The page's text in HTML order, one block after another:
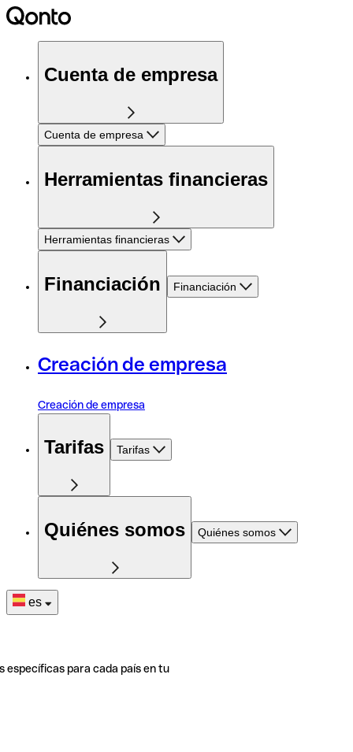
Cuenta de empresa
Cuenta de empresa
Herramientas financieras
Herramientas financieras
Financiación Financiación
Creación de empresa
Creación de empresa
Tarifas Tarifas
Quiénes somos Quiénes somos
es
específicas para cada país en tu